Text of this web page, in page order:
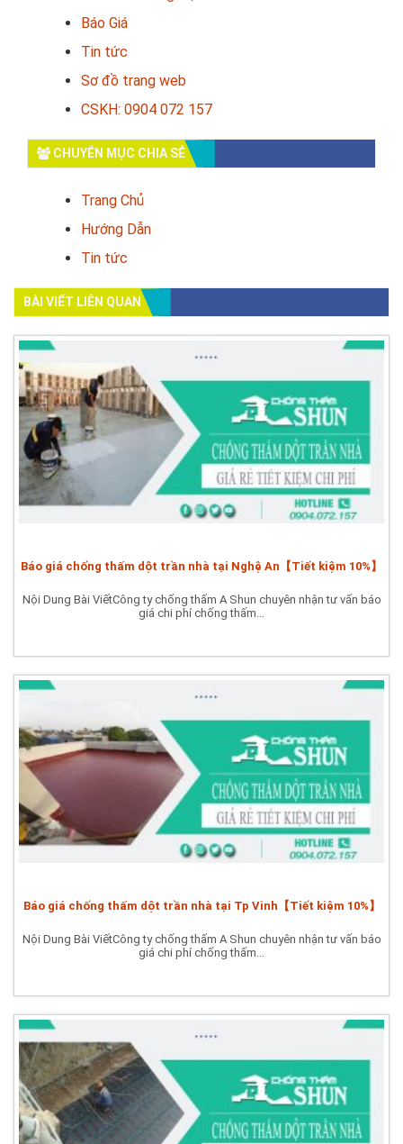
Báo Giá
Tin tức
Sơ đồ trang web
CSKH: 0904 072 157
CHUYÊN MỤC CHIA SẺ
Trang Chủ
Hướng Dẫn
Tin tức
BÀI VIẾT LIÊN QUAN
Báo giá chống thấm dột trần nhà tại Nghệ An【Tiết kiệm 10%】
Nội Dung Bài ViếtCông ty chống thấm A Shun chuyên nhận tư vấn báo
giá chi phí chống thấm...
Báo giá chống thấm dột trần nhà tại Tp Vinh【Tiết kiệm 10%】
Nội Dung Bài ViếtCông ty chống thấm A Shun chuyên nhận tư vấn báo
giá chi phí chống thấm...